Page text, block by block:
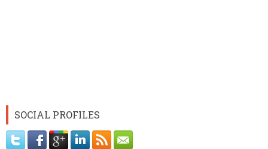
SOCIAL PROFILES